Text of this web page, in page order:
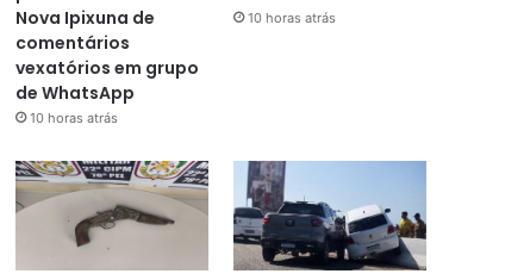
Nova Ipixuna de
comentários
vexatórios em grupo
de WhatsApp
10 horas atrás
10 horas atrás